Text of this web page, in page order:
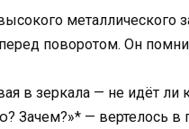
поворотом. Он
в зеркала — не идёт
Зачем?»* — вертелось